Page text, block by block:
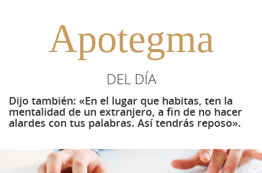
Apotegma
DEL DÍA
Dijo también: «En el lugar que habitas, ten la
mentalidad de un extranjero, a fin de no hacer
alardes con tus palabras. Así tendrás reposo».